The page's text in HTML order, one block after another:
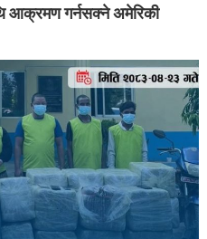
आक्रमण गर्नसक्ने अमेरिकी